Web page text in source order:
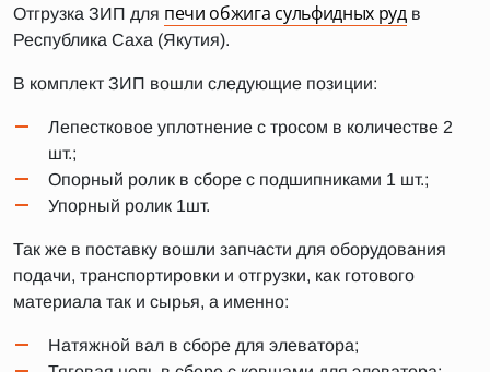
Отгрузка ЗИП для печи обжига сульфидных рудв
Республика Саха (Якутия).
В комплект ЗИП вошли следующие позиции:
Лепестковое уплотнение с тросом в количестве 2
шт.;
Опорный ролик в сборе с подшипниками 1 шт.;
Упорный ролик 1шт.
Так же в поставку вошли запчасти для оборудования
подачи, транспортировки и отгрузки, как готового
материала так и сырья, а именно:
Натяжной вал в сборе для элеватора;